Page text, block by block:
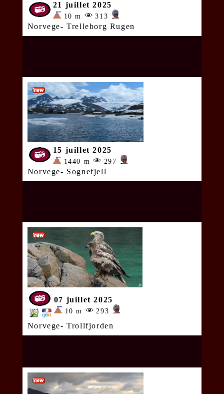
21 juillet 2025
10 m 313
Norvege- Trelleborg Rugen
15 juillet 2025
1440 m 297
Norvege- Sognefjell
07 juillet 2025
10 m 293
Norvege- Trollfjorden